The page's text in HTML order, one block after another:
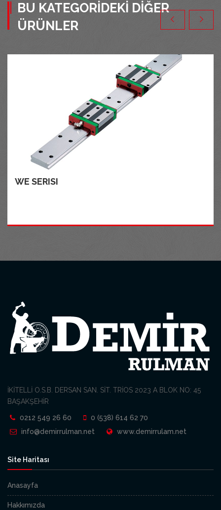
BU KATEGORIDEKI DIĞER
ÜRÜNLER
WE SERISI
İKİTELLİ O.S.B. DERSAN SAN. SİT. TRİOS 2023 A BLOK NO: 45
BAŞAKŞEHİR
0212 549 26 60
0 (538) 614 62 70
info@demirrulman.net
www.demirrulam.net
Site Haritası
Anasayfa
Hakkımızda